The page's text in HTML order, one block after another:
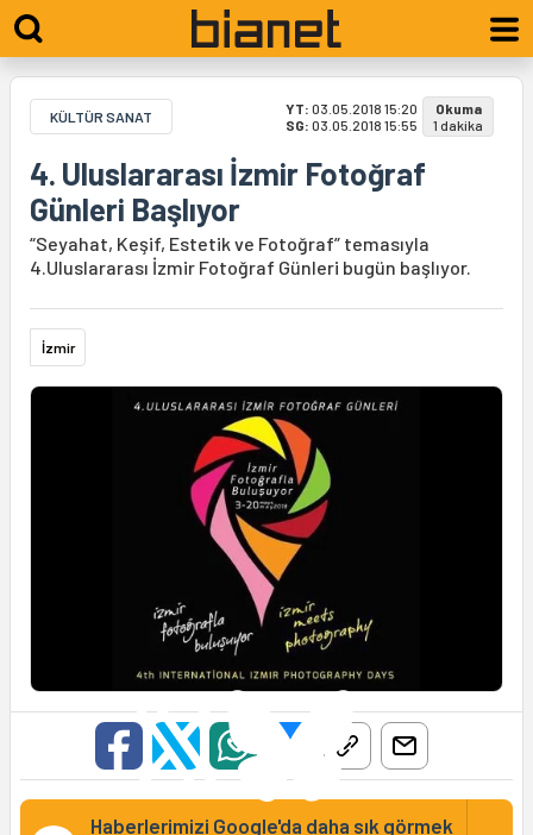
KÜLTÜR SANAT YT: 03.05.2018 15:20
SG: 03.05.2018 15:55
Okuma
1 dakika
4. Uluslararası İzmir Fotoğraf
Günleri Başlıyor
“Seyahat, Keşif, Estetik ve Fotoğraf” temasıyla
4.Uluslararası İzmir Fotoğraf Günleri bugün başlıyor.
İzmir
Haberlerimizi Google'da daha sık görmek